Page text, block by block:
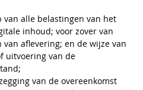
alle belastingen van het
inhoud; voor zover van
van aflevering; en de wijze van
uitvoering van de
van de overeenkomst